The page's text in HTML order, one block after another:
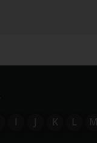
I J K L M